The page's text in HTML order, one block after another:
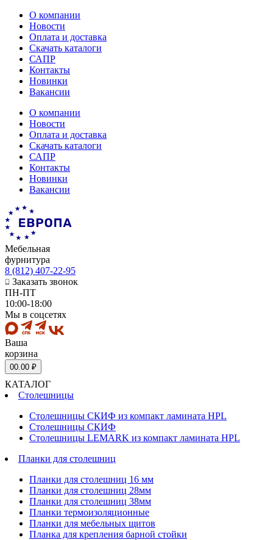
О компании
Новости
Оплата и доставка
Скачать каталоги
САПР
Контакты
Новинки
Вакансии
О компании
Новости
Оплата и доставка
Скачать каталоги
САПР
Контакты
Новинки
Вакансии
Мебельная
фурнитура
8 (812) 407-22-95
Заказать звонок
ПН-ПТ
10:00-18:00
Мы в соцсетях
Ваша
корзина
00.00 ₽
КАТАЛОГ
Столешницы
Столешницы СКИФ из компакт ламината HPL
Столешницы СКИФ
Столешницы LEMARK из компакт ламината HPL
Планки для столешниц
Планки для столешниц 16 мм
Планки для столешниц 28мм
Планки для столешниц 38мм
Планки термоизоляционные
Планки для мебельных щитов
Планка для крепления барной стойки